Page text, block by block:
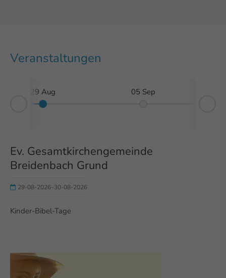
Veranstaltungen
29 Aug
05 Sep
Ev. Gesamtkirchengemeinde
Breidenbach Grund
29-08-2026–30-08-2026
Kinder-Bibel-Tage